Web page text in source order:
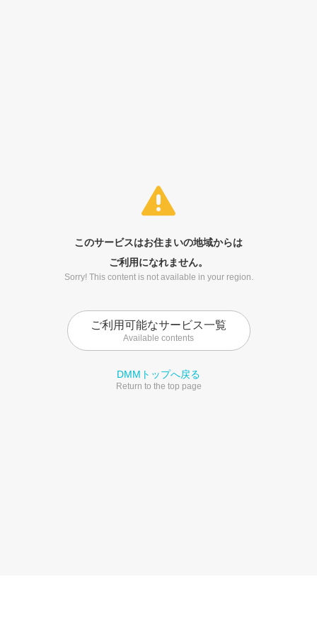
このサービスはお住まいの地域からは
ご利用になれません。
Sorry! This content is not available in your region.
ご利用可能なサービス一覧
Available contents
DMMトップへ戻る
Return to the top page